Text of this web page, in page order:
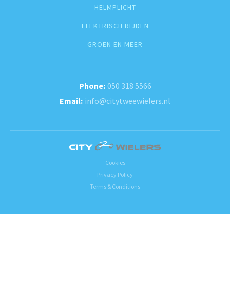
HELMPLICHT
ELEKTRISCH RIJDEN
GROEN EN MEER
050 318 5566
info@citytweewielers.nl
Cookies
Privacy Policy
Terms & Conditions